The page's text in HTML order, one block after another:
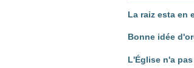
La raiz esta en
Bonne idée
L'Église n'a